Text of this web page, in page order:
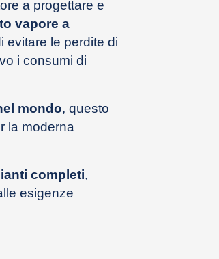
a progettare e
vapore a
evitare le perdite di
i consumi di
mondo, questo
la moderna
completi,
esigenze